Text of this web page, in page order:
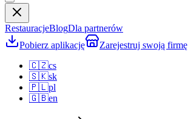
RestauracjeBlogDla partnerów
Pobierz aplikację
Zarejestruj swoją firmę
🇨🇿cs
🇸🇰sk
🇵🇱pl
🇬🇧en